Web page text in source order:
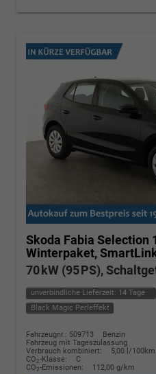
Skoda Fabia Selection
Winterpaket,
70 kW (95 PS),
unverbindliche Lieferzeit: 14 Tage
Black Magic Perleffekt
Fahrzeugnr.: 509713
Benzin
Fahrzeug mit Tageszulassung
Verbrauch kombiniert:
5,00 l/100km
CO2-Klasse:
C
CO2-Emissionen: 112,00 g/km